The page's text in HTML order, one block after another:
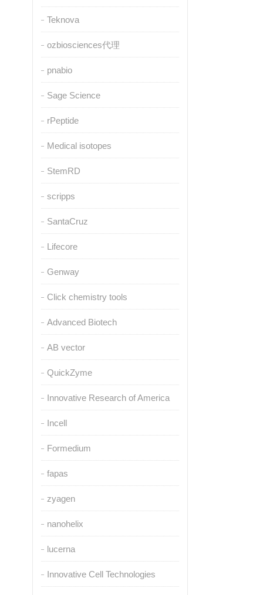
Teknova
ozbiosciences代理
pnabio
Sage Science
rPeptide
Medical isotopes
StemRD
scripps
SantaCruz
Lifecore
Genway
Click chemistry tools
Advanced Biotech
AB vector
QuickZyme
Innovative Research of America
Incell
Formedium
fapas
zyagen
nanohelix
lucerna
Innovative Cell Technologies